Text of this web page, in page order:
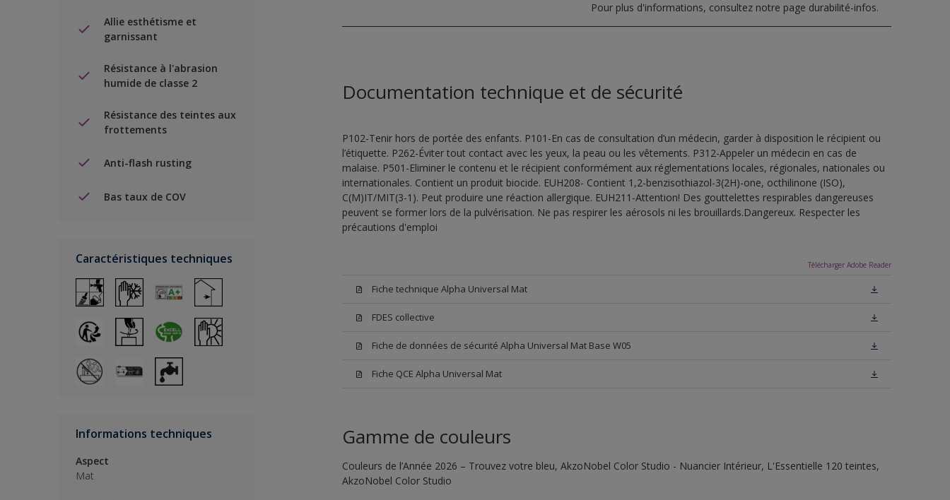
Allie esthétisme et
garnissant
Résistance à l'abrasion
humide de classe 2
Résistance des teintes aux
frottements
Anti-flash rusting
Bas taux de COV
Caractéristiques techniques
Informations techniques
Aspect
Mat
Pour plus d'informations, consultez notre page durabilité-infos.
Documentation technique et de sécurité
P102-Tenir hors de portée des enfants. P101-En cas de consultation d’un médecin, garder à disposition le récipient ou
l’étiquette. P262-Éviter tout contact avec les yeux, la peau ou les vêtements. P312-Appeler un médecin en cas de
malaise. P501-Eliminer le contenu et le récipient conformément aux réglementations locales, régionales, nationales ou
internationales. Contient un produit biocide. EUH208- Contient 1,2-benzisothiazol-3(2H)-one, octhilinone (ISO),
C(M)IT/MIT(3-1). Peut produire une réaction allergique. EUH211-Attention! Des gouttelettes respirables dangereuses
peuvent se former lors de la pulvérisation. Ne pas respirer les aérosols ni les brouillards.Dangereux. Respecter les
précautions d'emploi
Télécharger Adobe Reader
Fiche technique Alpha Universal Mat
FDES collective
Fiche de données de sécurité Alpha Universal Mat Base W05
Fiche QCE Alpha Universal Mat
Gamme de couleurs
Couleurs de l’Année 2026 – Trouvez votre bleu, AkzoNobel Color Studio - Nuancier Intérieur, L'Essentielle 120 teintes,
AkzoNobel Color Studio